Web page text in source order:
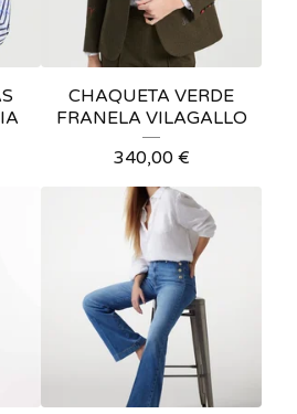
CHAQUETA VERDE
FRANELA VILAGALLO
340,00 €